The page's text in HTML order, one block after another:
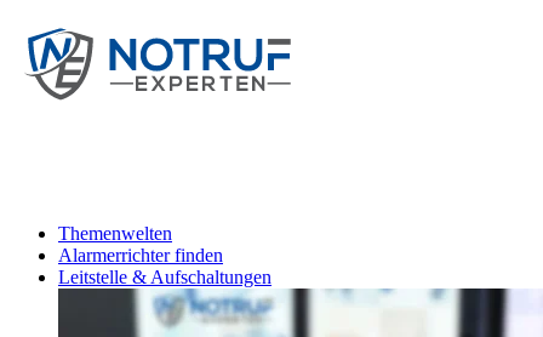
Themenwelten
Alarmerrichter finden
Leitstelle & Aufschaltungen